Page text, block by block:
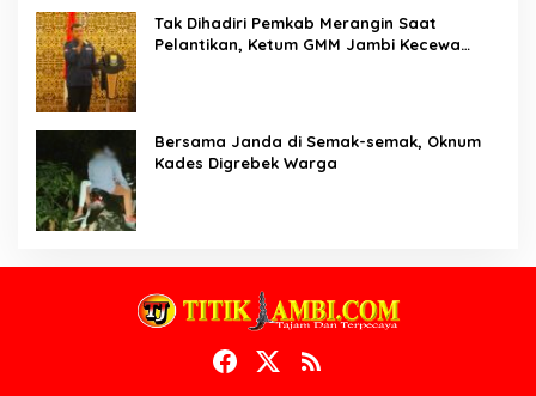
Tak Dihadiri Pemkab Merangin Saat
Pelantikan, Ketum GMM Jambi Kecewa
Bersama Janda di Semak-semak, Oknum
Kades Digrebek Warga